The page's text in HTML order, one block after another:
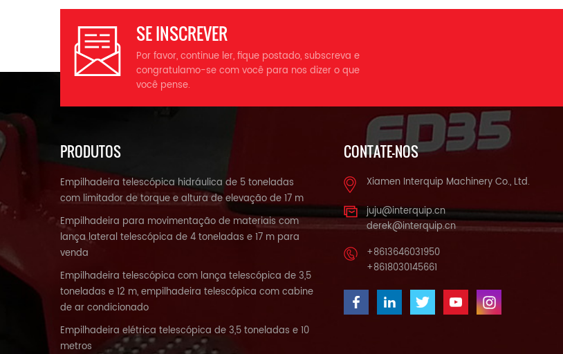
SE INSCREVER
Por favor, continue ler, fique postado, subscreva e
congratulamo-se com você para nos dizer o que
você pense.
PRODUTOS
Empilhadeira telescópica hidráulica de 5 toneladas
com limitador de torque e altura de elevação de 17 m
Empilhadeira para movimentação de materiais com
lança lateral telescópica de 4 toneladas e 17 m para
venda
Empilhadeira telescópica com lança telescópica de 3,5
toneladas e 12 m, empilhadeira telescópica com cabine
de ar condicionado
Empilhadeira elétrica telescópica de 3,5 toneladas e 10
metros
CONTATE-NOS
Xiamen Interquip Machinery Co., Ltd.
juju@interquip.cn
derek@interquip.cn
+8613646031950
+8618030145661